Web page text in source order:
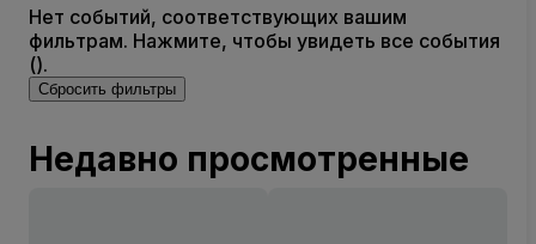
Нет событий, соответствующих вашим
фильтрам. Нажмите, чтобы увидеть все события
().
Сбросить фильтры
Недавно просмотренные